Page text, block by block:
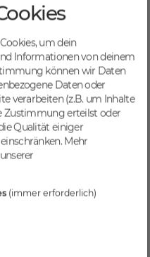
Abwicklung und
Online-
ist dein Schlüssel
Mit unserem
an Domains kannst
Präsenz optimieren
gezielt
die Möglichkeit,
anzuziehen und deine
zu
an
um dein
Informationen von deinem
können wir Daten
Daten oder
verarbeiten (z.B. um Inhalte
Zustimmung erteilst oder
Qualität einiger
Mehr
(immer erforderlich)